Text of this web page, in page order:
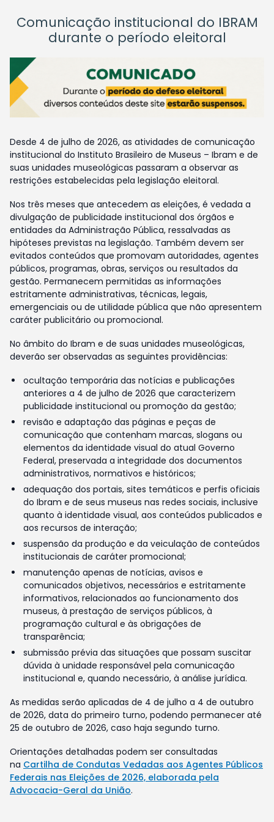
Comunicação institucional do IBRAM
durante o período eleitoral
Desde 4 de julho de 2026, as atividades de comunicação
institucional do Instituto Brasileiro de Museus – Ibram e de
suas unidades museológicas passaram a observar as
restrições estabelecidas pela legislação eleitoral.
Nos três meses que antecedem as eleições, é vedada a
divulgação de publicidade institucional dos órgãos e
entidades da Administração Pública, ressalvadas as
hipóteses previstas na legislação. Também devem ser
evitados conteúdos que promovam autoridades, agentes
públicos, programas, obras, serviços ou resultados da
gestão. Permanecem permitidas as informações
estritamente administrativas, técnicas, legais,
emergenciais ou de utilidade pública que não apresentem
caráter publicitário ou promocional.
No âmbito do Ibram e de suas unidades museológicas,
deverão ser observadas as seguintes providências:
ocultação temporária das notícias e publicações
anteriores a 4 de julho de 2026 que caracterizem
publicidade institucional ou promoção da gestão;
revisão e adaptação das páginas e peças de
comunicação que contenham marcas, slogans ou
elementos da identidade visual do atual Governo
Federal, preservada a integridade dos documentos
administrativos, normativos e históricos;
adequação dos portais, sites temáticos e perfis oficiais
do Ibram e de seus museus nas redes sociais, inclusive
quanto à identidade visual, aos conteúdos publicados e
aos recursos de interação;
suspensão da produção e da veiculação de conteúdos
institucionais de caráter promocional;
manutenção apenas de notícias, avisos e
comunicados objetivos, necessários e estritamente
informativos, relacionados ao funcionamento dos
museus, à prestação de serviços públicos, à
programação cultural e às obrigações de
transparência;
submissão prévia das situações que possam suscitar
dúvida à unidade responsável pela comunicação
institucional e, quando necessário, à análise jurídica.
As medidas serão aplicadas de 4 de julho a 4 de outubro
de 2026, data do primeiro turno, podendo permanecer até
25 de outubro de 2026, caso haja segundo turno.
Orientações detalhadas podem ser consultadas
na Cartilha de Condutas Vedadas aos Agentes Públicos
Federais nas Eleições de 2026, elaborada pela
Advocacia-Geral da União.